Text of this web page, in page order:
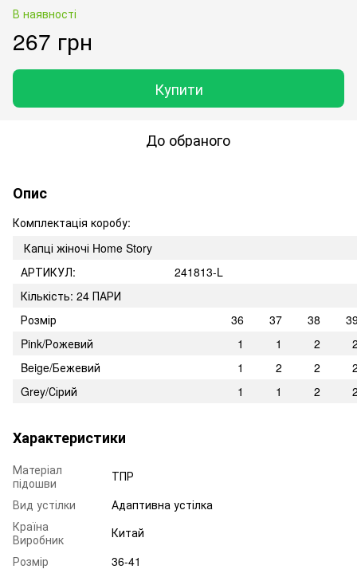
В наявності
267 грн
Купити
До обраного
Опис
Комплектація коробу:
Капці жіночі Home Story
АРТИКУЛ:
241813-L
Кількість: 24 ПАРИ
Розмір
36 37 38
Pink/Рожевий
1 1 2
Beige/Бежевий
1 2 2
Grey/Сірий
1 1 2
Характеристики
Матеріал
підошви
ТПР
Вид устілки
Адаптивна устілка
Країна
Виробник
Китай
Розмір
36-41